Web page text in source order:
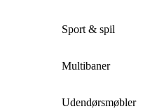
Sport & spil
Multibaner
Udendørsmøbler